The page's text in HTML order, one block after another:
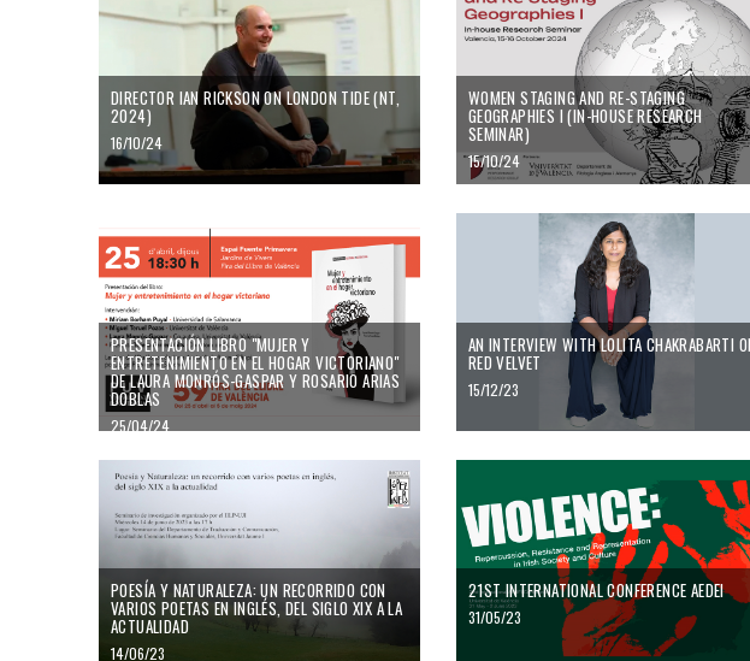
DIRECTOR IAN RICKSON ON LONDON TIDE (NT,
2024)
16/10/24
WOMEN STAGING AND RE-STAGING
GEOGRAPHIES I (IN-HOUSE RESEARCH
SEMINAR)
15/10/24
Presentación libro "Mujer y entretenimiento en el hogar victoriano" de Laura Monrós-Gaspar y
PRESENTACIÓN LIBRO "MUJER Y
ENTRETENIMIENTO EN EL HOGAR VICTORIANO"
DE LAURA MONRÓS-GASPAR Y ROSARIO ARIAS
DOBLAS
25/04/24
An interview with Lolita Chakrabarti on Red
AN INTERVIEW WITH LOLITA CHAKRABARTI
RED VELVET
15/12/23
Poesía y Naturaleza: un recorrido con varios poetas en inglés, del siglo XIX a la actualidad
POESÍA Y NATURALEZA: UN RECORRIDO CON
VARIOS POETAS EN INGLÉS, DEL SIGLO XIX A LA
ACTUALIDAD
14/06/23
21st International Conference AEDEI
21ST INTERNATIONAL CONFERENCE AEDEI
31/05/23